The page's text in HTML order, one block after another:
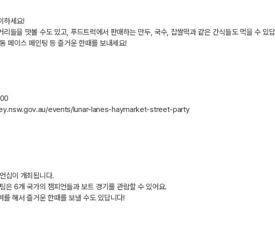
하세요!
리들을 맛볼 수도 있고, 푸드트럭에서 판매하는 만두,국수, 찹쌀떡과 같은 간식들도 먹을 수 있
페이스 페인팅 등 즐거운 한때를 보내세요!
events/lunar-lanes-haymarket-street-party
십이 개최됩니다.
은 6개 국가의 챔피언들과 보트 경기를 관람할 수 있어요.
를 해서 즐거운 한때를 보낼 수도 있답니다!